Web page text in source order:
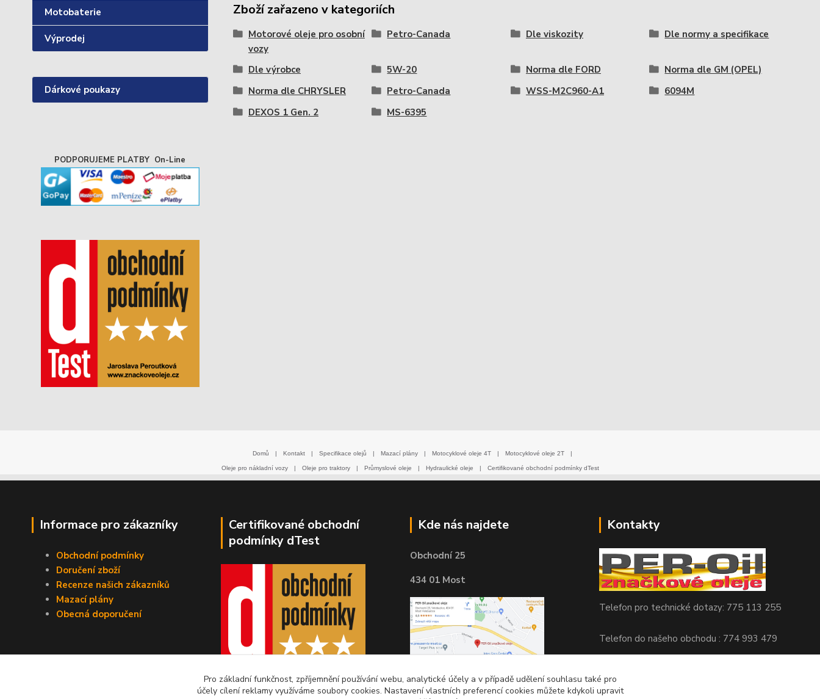
Motobaterie
Výprodej
Dárkové poukazy
PODPORUJEME PLATBY On-Line
Zboží zařazeno v kategoriích
Motorové oleje pro osobní
vozy
Petro-Canada Dle viskozity Dle normy a specifikace
Dle výrobce 5W-20 Norma dle FORD
Norma dle GM (OPEL)
Norma dle CHRYSLER
Petro-Canada WSS-M2C960-A1
6094M
DEXOS 1 Gen. 2
MS-6395
Domů | Kontakt | Specifikace olejů | Mazací plány | Motocyklové oleje 4T | Motocyklové oleje 2T |
Oleje pro nákladní vozy | Oleje pro traktory | Průmyslové oleje | Hydraulické oleje | Certifikované obchodní podmínky dTest
Informace pro zákazníky
Obchodní podmínky
Doručení zboží
Recenze našich zákazníků
Mazací plány
Obecná doporučení
Certifikované obchodní
podmínky dTest
Kde nás najdete
Obchodní 25
434 01 Most
Kontakty
Telefon pro technické dotazy: 775 113 255
Telefon do našeho obchodu : 774 993 479
Pro základní funkčnost, zpříjemnění používání webu, analytické účely a v případě udělení souhlasu také pro
účely cílení reklamy využíváme soubory cookies. Nastavení vlastních preferencí cookies můžete kdykoli upravit